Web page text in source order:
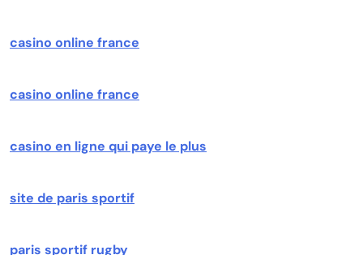
casino online france
casino online france
casino en ligne qui paye le plus
site de paris sportif
paris sportif rugby